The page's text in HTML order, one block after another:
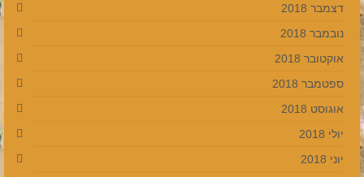
דצמבר 2018
נובמבר 2018
אוקטובר 2018
ספטמבר 2018
אוגוסט 2018
יולי 2018
יוני 2018